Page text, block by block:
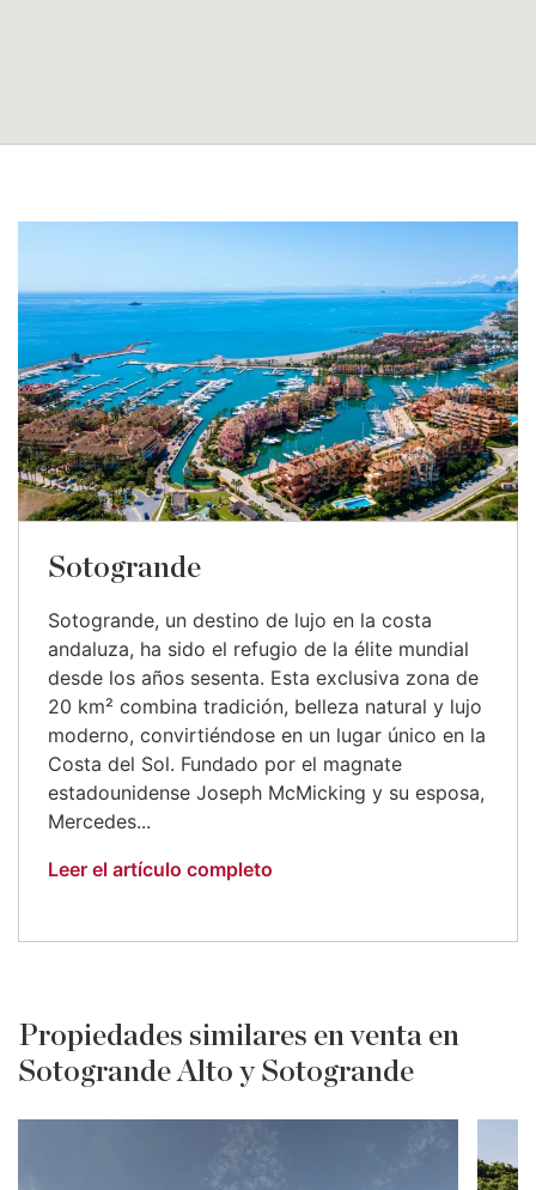
Sotogrande
Sotogrande, un destino de lujo en la costa
andaluza, ha sido el refugio de la élite mundial
desde los años sesenta. Esta exclusiva zona de
20 km² combina tradición, belleza natural y lujo
moderno, convirtiéndose en un lugar único en la
Costa del Sol. Fundado por el magnate
estadounidense Joseph McMicking y su esposa,
Mercedes...
Leer el artículo completo
Propiedades similares en venta en
Sotogrande Alto y Sotogrande